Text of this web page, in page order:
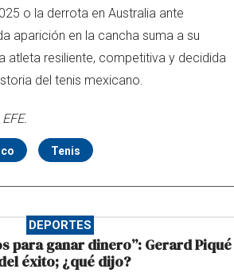
o la derrota en Australia ante
aparición en la cancha suma a su
atleta resiliente, competitiva y decidida
del tenis mexicano.
Tenis
DEPORTES
para ganar dinero”: Gerard Piqué
éxito; ¿qué dijo?